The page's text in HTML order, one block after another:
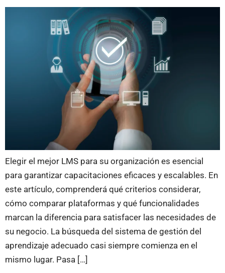
Elegir el mejor LMS para su organización es esencial
para garantizar capacitaciones eficaces y escalables. En
este artículo, comprenderá qué criterios considerar,
cómo comparar plataformas y qué funcionalidades
marcan la diferencia para satisfacer las necesidades de
su negocio. La búsqueda del sistema de gestión del
aprendizaje adecuado casi siempre comienza en el
mismo lugar. Pasa […]